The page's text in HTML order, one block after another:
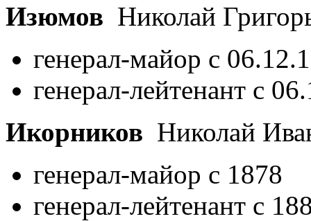
Изюмов Николай
генерал-майор с
генерал-лейтенант с
Икорников Николай
генерал-майор с 1878
генерал-лейтенант с